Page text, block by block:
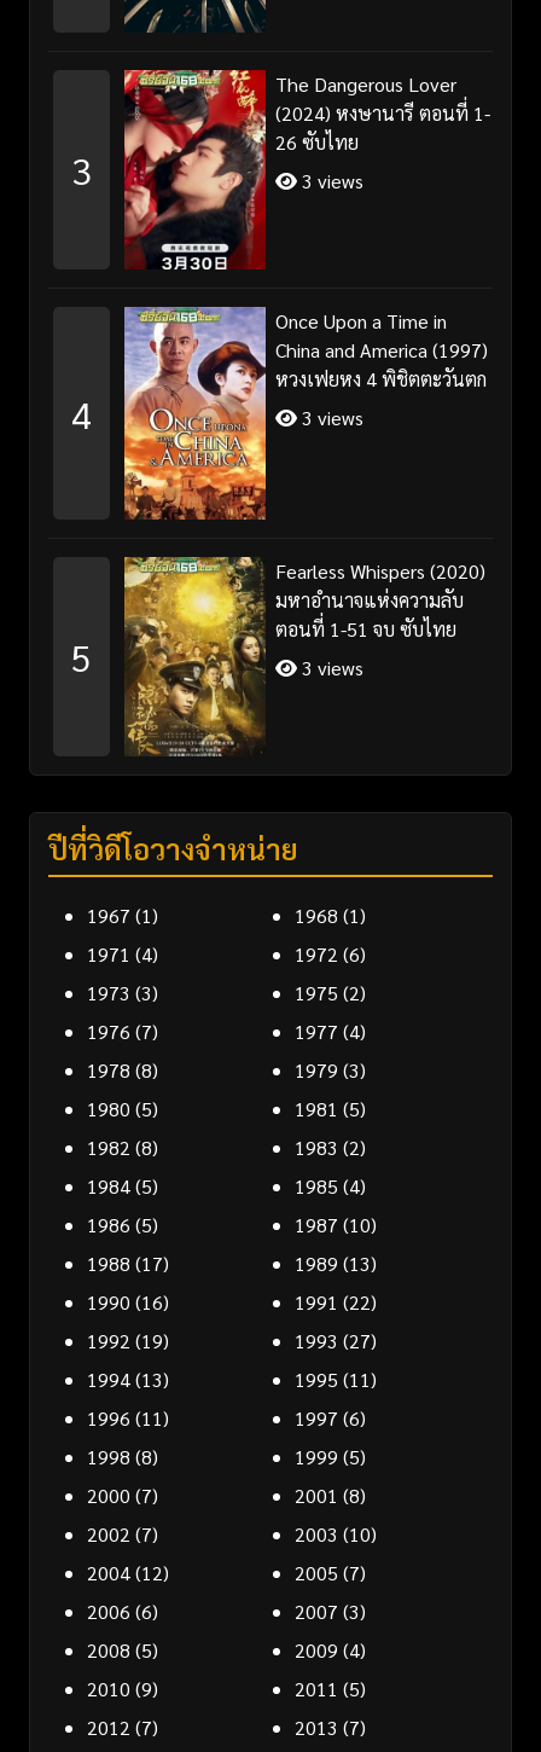
3
The Dangerous Lover
(2024) หงษานารี ตอนที่ 1-
26 ซับไทย
3 views
4
Once Upon a Time in
China and America (1997)
หวงเฟยหง 4 พิชิตตะวันตก
3 views
5
Fearless Whispers (2020)
มหาอำนาจแห่งความลับ
ตอนที่ 1-51 จบ ซับไทย
3 views
ปีที่วิดีโอวางจำหน่าย
1967 (1) 1968 (1)
1971 (4) 1972 (6)
1973 (3) 1975 (2)
1976 (7) 1977 (4)
1978 (8) 1979 (3)
1980 (5) 1981 (5)
1982 (8) 1983 (2)
1984(5) 1985 (4)
1986 (5) 1987 (10)
1988 (17) 1989 (13)
1990 (16) 1991 (22)
1992 (19) 1993 (27)
1994(13) 1995 (11)
1996 (11) 1997 (6)
1998 (8) 1999 (5)
2000 (7) 2001 (8)
2002 (7) 2003 (10)
2004(12) 2005 (7)
2006 (6) 2007 (3)
2008 (5) 2009 (4)
2010 (9) 2011 (5)
2012 (7) 2013 (7)